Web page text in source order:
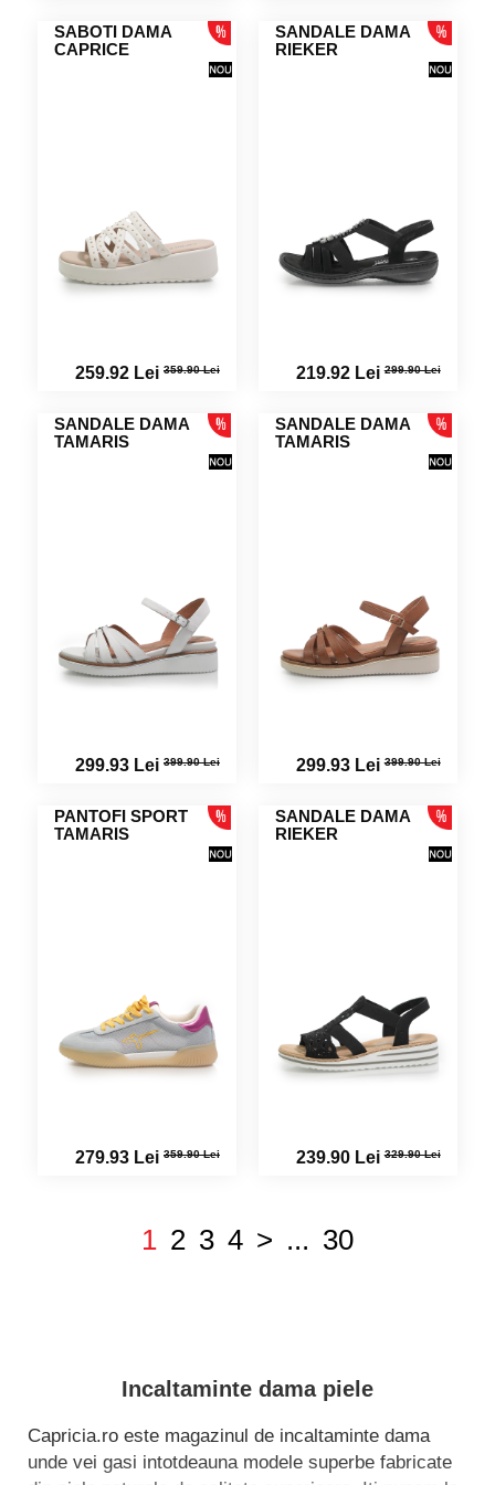
SABOTI DAMA
CAPRICE
259.92 Lei 359.90 Lei
SANDALE DAMA
RIEKER
219.92 Lei299.90 Lei
SANDALE DAMA
TAMARIS
299.93 Lei 399.90 Lei
SANDALE DAMA
TAMARIS
299.93 Lei399.90 Lei
PANTOFI SPORT
TAMARIS
279.93 Lei 359.90 Lei
SANDALE DAMA
RIEKER
239.90 Lei329.90 Lei
1 2 3 4 > ... 30
Incaltaminte dama piele
Capricia.ro este magazinul de incaltaminte dama
unde vei gasi intotdeauna modele superbe fabricate